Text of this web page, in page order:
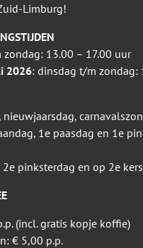
Limburg!
zondag: 13.00 – 17.00 uur
2026: dinsdag t/m zondag:
nieuwjaarsdag,
1e paasdag en 1e
2e pinksterdag en op 2e
(incl. gratis kopje koffie)
€ 5,00 p.p.